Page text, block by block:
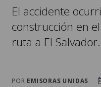
El accidente
construcción en
ruta a El Salvador.
POR EMISORAS UNIDAS